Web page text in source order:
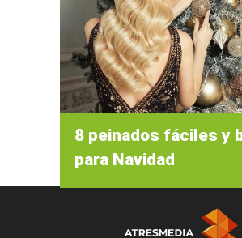
8 peinados fáciles y
para Navidad